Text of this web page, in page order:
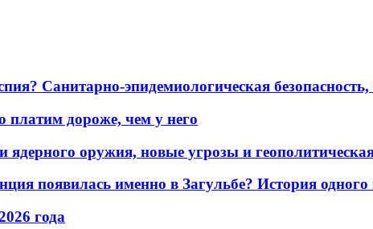
Санитарно-эпидемиологическая безопасность,
платим дороже, чем у него
ядерного оружия, новые угрозы и
появилась именно в Загульбе? История
года